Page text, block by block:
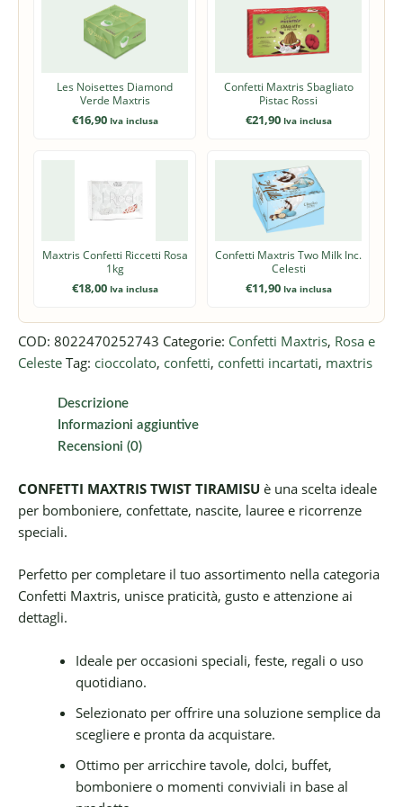
Les Noisettes Diamond
Verde Maxtris
€16,90 Iva inclusa
Confetti Maxtris Sbagliato
Pistac Rossi
€21,90 Iva inclusa
Maxtris Confetti Riccetti Rosa
1kg
€18,00 Iva inclusa
Confetti Maxtris Two Milk Inc.
Celesti
€11,90 Iva inclusa
COD: 8022470252743 Categorie: Confetti Maxtris, Rosa e
Celeste Tag: cioccolato, confetti, confetti incartati, maxtris
Descrizione
Informazioni aggiuntive
Recensioni (0)
CONFETTI MAXTRIS TWIST TIRAMISU è una scelta ideale
per bomboniere, confettate, nascite, lauree e ricorrenze
speciali.
Perfetto per completare il tuo assortimento nella categoria
Confetti Maxtris, unisce praticità, gusto e attenzione ai
dettagli.
Ideale per occasioni speciali, feste, regali o uso
quotidiano.
Selezionato per offrire una soluzione semplice da
scegliere e pronta da acquistare.
Ottimo per arricchire tavole, dolci, buffet,
bomboniere o momenti conviviali in base al